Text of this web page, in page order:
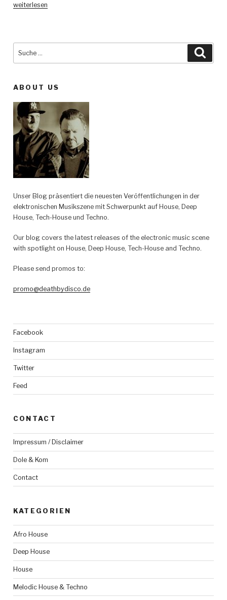
„Joseph
–
LAD041“
weiterlesen
ABOUT US
Unser Blog präsentiert die neuesten Veröffentlichungen in der
elektronischen Musikszene mit Schwerpunkt auf House, Deep
House, Tech-House und Techno.
Our blog covers the latest releases of the electronic music scene
with spotlight on House, Deep House, Tech-House and Techno.
Please send promos to:
promo@deathbydisco.de
Facebook
Instagram
Twitter
Feed
CONTACT
Impressum / Disclaimer
Dole & Kom
Contact
KATEGORIEN
Afro House
Deep House
House
Melodic House & Techno